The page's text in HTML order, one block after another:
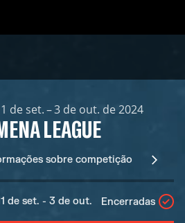
de set. – 3 de out. de 2024
LEAGUE
sobre competição
de set. - 3 de out. Encerradas